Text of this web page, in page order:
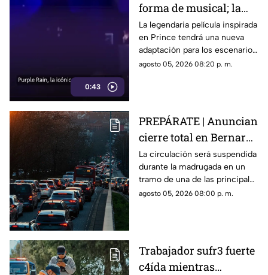
0:43
forma de musical; la
historia de Prince
llegará renovada
La legendaria película inspirada
en Prince tendrá una nueva
adaptación para los escenarios
con un enfoque distinto al de
agosto 05, 2026 08:20 p. m.
PREPÁRATE | Anuncian
cierre total en Bernardo
Quintana; este será el
horario
La circulación será suspendida
durante la madrugada en un
tramo de una de las principales
vialidades de Querétaro.
agosto 05, 2026 08:00 p. m.
Trabajador sufr3 fuerte
c4ída mientras